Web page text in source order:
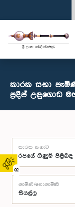
02
කාරක සභා
ප්‍රදීප් උඳුගොඩ
කාරක සභාව
පැමිණි/නොපැමිණි